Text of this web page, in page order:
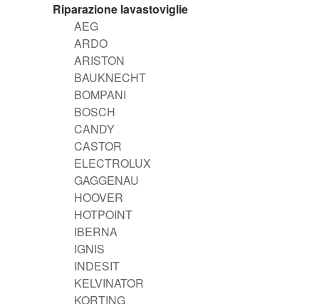
Riparazione lavastoviglie
AEG
ARDO
ARISTON
BAUKNECHT
BOMPANI
BOSCH
CANDY
CASTOR
ELECTROLUX
GAGGENAU
HOOVER
HOTPOINT
IBERNA
IGNIS
INDESIT
KELVINATOR
KORTING